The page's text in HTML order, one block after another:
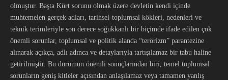
olmuştur. Başta Kürt sorunu olmak üzere devletin kendi içinde
muhtemelen gerçek adları, tarihsel-toplumsal kökleri, nedenleri ve
teknik terimleriyle son derece soğukkanlı bir biçimde ifade edilen çok
önemli sorunlar, toplumsal ve politik alanda “terörizm” parantezine
alınarak açıkça, adlı adınca ve detaylarıyla tartışılamaz bir tabu haline
getirilmiştir. Bu durumun önemli sonuçlarından biri, temel toplumsal
sorunların geniş kitleler açısından anlaşılamaz veya tamamen yanlış